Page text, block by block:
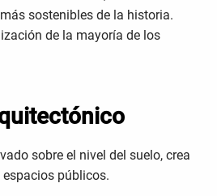
sostenibles de la historia.
de la mayoría de los
sobre el nivel del suelo, crea
públicos.